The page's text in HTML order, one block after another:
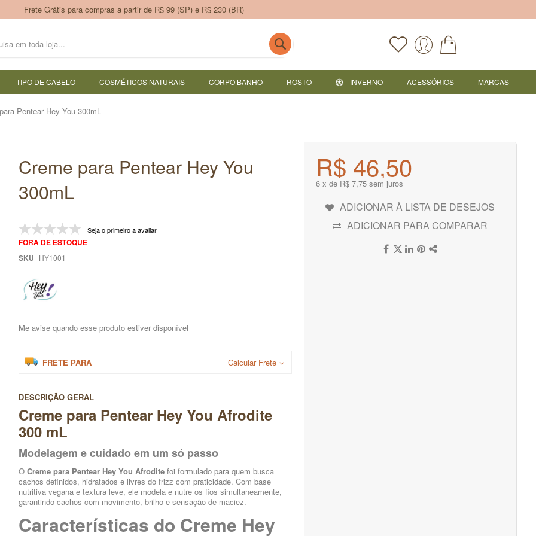
Frete Grátis para compras a partir de R$ 99 (SP) e R$ 230 (BR)
TIPO DE CABELO COSMÉTICOS NATURAIS CORPO BANHO ROSTO INVERNO ACESSÓRIOS MARCAS
Pentear Hey You 300mL
Creme para Pentear Hey You
300mL
Seja o primeiro a avaliar
FORA DE ESTOQUE
SKU HY1001
Me avise quando esse produto estiver disponível
FRETE PARA Calcular Frete
DESCRIÇÃO GERAL
Creme para Pentear Hey You Afrodite
300 mL
Modelagem e cuidado em um só passo
O Creme para Pentear Hey You Afroditefoi formulado para quem busca
cachos definidos, hidratados e livres do frizz com praticidade. Com base
nutritiva vegana e textura leve, ele modela e nutre os fios simultaneamente,
garantindo cachos com movimento, brilho e sensação de maciez.
Características do Creme Hey
R$ 46,50
6 x de R$ 7,75 sem juros
ADICIONAR À LISTA DE DESEJOS
ADICIONAR PARA COMPARAR